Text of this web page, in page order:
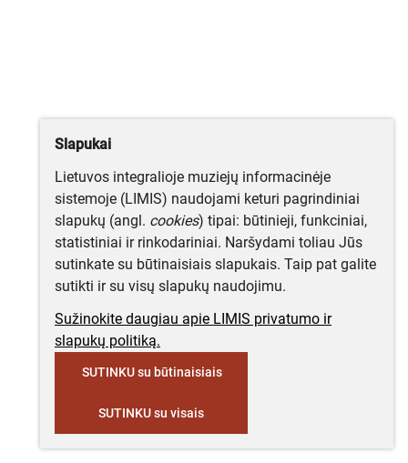
Slapukai
Lietuvos integralioje muziejų informacinėje
sistemoje (LIMIS) naudojami keturi pagrindiniai
slapukų (angl. cookies) tipai: būtinieji, funkciniai,
statistiniai ir rinkodariniai. Naršydami toliau Jūs
sutinkate su būtinaisiais slapukais. Taip pat galite
sutikti ir su visų slapukų naudojimu.
Sužinokite daugiau apie LIMIS privatumo ir
slapukų politiką.
SUTINKU su būtinaisiais
SUTINKU su visais